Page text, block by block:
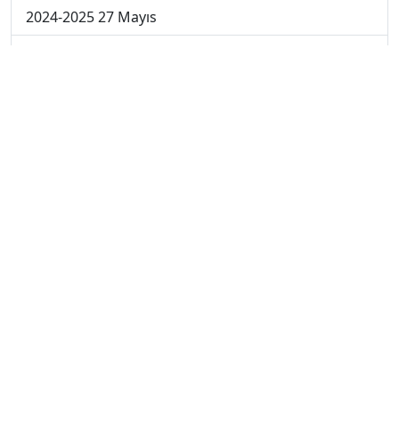
2024-2025 27 Mayıs